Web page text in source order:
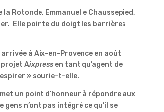
Rotonde, Emmanuelle Chaussepied,
Elle pointe du doigt les barrières
à Aix-en-Provence en août
projet Aixpress en tant qu’agent de
» sourie-t-elle.
un point d’honneur à répondre aux
n’ont pas intégré ce qu’il se